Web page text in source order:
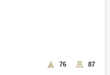
76 87